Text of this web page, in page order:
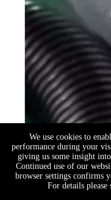
Email
We use cookies to
performance during your
giving us some insight
Continued use of our
browser settings confirms
For details